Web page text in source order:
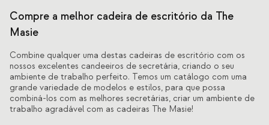
Compre a melhor cadeira de escritório da The
Masie
Combine qualquer uma destas cadeiras de escritório com os
nossos excelentes candeeiros de secretária, criando o seu
ambiente de trabalho perfeito. Temos um catálogo com uma
grande variedade de modelos e estilos, para que possa
combiná-los com as melhores secretárias, criar um ambiente de
trabalho agradável com as cadeiras The Masie!